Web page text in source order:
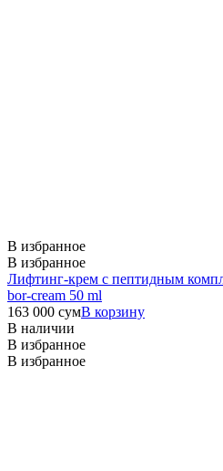
В избранное
В избранное
Лифтинг-крем с пептидным
bor-cream 50 ml
163 000 сумВ корзину
В наличии
В избранное
В избранное